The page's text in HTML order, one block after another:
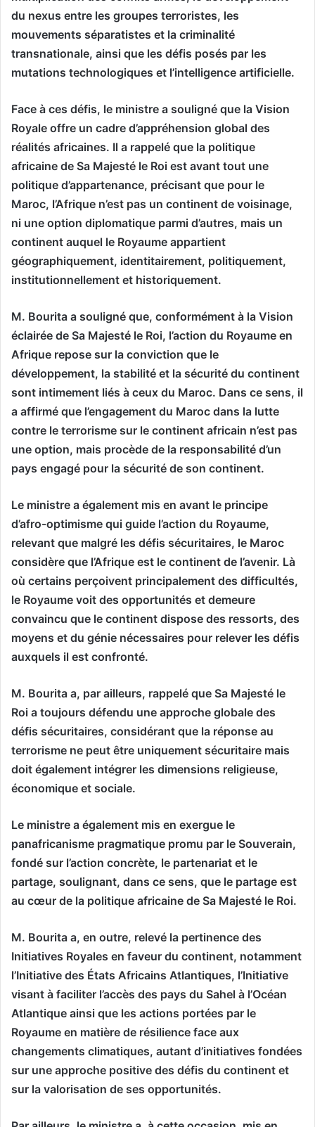
du nexus entre les groupes terroristes, les
mouvements séparatistes et la criminalité
transnationale, ainsi que les défis posés par les
mutations technologiques et l’intelligence artificielle.
Face à ces défis, le ministre a souligné que la Vision
Royale offre un cadre d’appréhension global des
réalités africaines. Il a rappelé que la politique
africaine de Sa Majesté le Roi est avant tout une
politique d’appartenance, précisant que pour le
Maroc, l’Afrique n’est pas un continent de voisinage,
ni une option diplomatique parmi d’autres, mais un
continent auquel le Royaume appartient
géographiquement, identitairement, politiquement,
institutionnellement et historiquement.
M. Bourita a souligné que, conformément à la Vision
éclairée de Sa Majesté le Roi, l’action du Royaume en
Afrique repose sur la conviction que le
développement, la stabilité et la sécurité du continent
sont intimement liés à ceux du Maroc. Dans ce sens, il
a affirmé que l’engagement du Maroc dans la lutte
contre le terrorisme sur le continent africain n’est pas
une option, mais procède de la responsabilité d’un
pays engagé pour la sécurité de son continent.
Le ministre a également mis en avant le principe
d’afro-optimisme qui guide l’action du Royaume,
relevant que malgré les défis sécuritaires, le Maroc
considère que l’Afrique est le continent de l’avenir. Là
où certains perçoivent principalement des difficultés,
le Royaume voit des opportunités et demeure
convaincu que le continent dispose des ressorts, des
moyens et du génie nécessaires pour relever les défis
auxquels il est confronté.
M. Bourita a, par ailleurs, rappelé que Sa Majesté le
Roi a toujours défendu une approche globale des
défis sécuritaires, considérant que la réponse au
terrorisme ne peut être uniquement sécuritaire mais
doit également intégrer les dimensions religieuse,
économique et sociale.
Le ministre a également mis en exergue le
panafricanisme pragmatique promu par le Souverain,
fondé sur l’action concrète, le partenariat et le
partage, soulignant, dans ce sens, que le partage est
au cœur de la politique africaine de Sa Majesté le Roi.
M. Bourita a, en outre, relevé la pertinence des
Initiatives Royales en faveur du continent, notamment
l’Initiative des États Africains Atlantiques, l’Initiative
visant à faciliter l’accès des pays du Sahel à l’Océan
Atlantique ainsi que les actions portées par le
Royaume en matière de résilience face aux
changements climatiques, autant d’initiatives fondées
sur une approche positive des défis du continent et
sur la valorisation de ses opportunités.